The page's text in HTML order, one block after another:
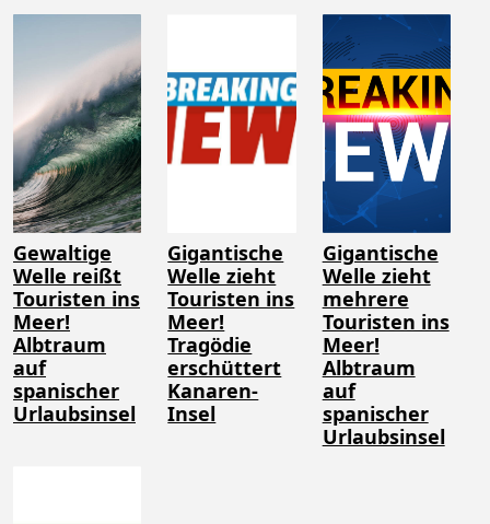
Gewaltige
Welle reißt
Touristen ins
Meer!
Albtraum
auf
spanischer
Urlaubsinsel
Gigantische
Welle zieht
Touristen ins
Meer!
Tragödie
erschüttert
Kanaren-
Insel
Gigantische
Welle zieht
mehrere
Touristen ins
Meer!
Albtraum
auf
spanischer
Urlaubsinsel